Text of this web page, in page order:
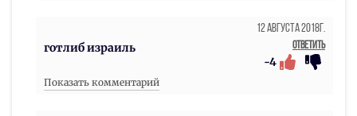
готлиб израиль
12 Августа 2018г.
Ответить
-4
Показать комментарий